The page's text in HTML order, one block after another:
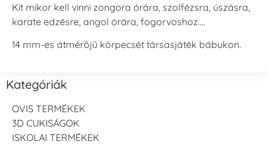
Kit mikor kell vinni zongora órára, szolfézsra, úszásra,
karate edzésre, angol órára, fogorvoshoz….
14 mm-es átmérőjű körpecsét társasjáték bábukon.
Kategóriák
OVIS TERMÉKEK
3D CUKISÁGOK
ISKOLAI TERMÉKEK